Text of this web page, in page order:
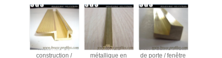
C3604 Profiles
d'extrusion en
C38500 Sections
d'extrusion en
C38500 Hpb58
en laiton